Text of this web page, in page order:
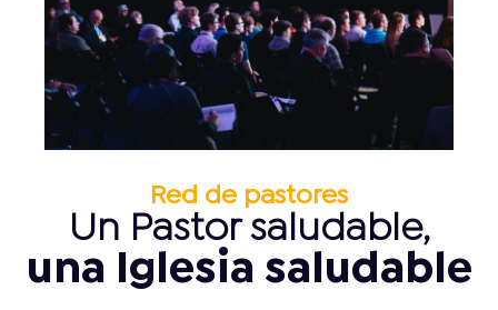
Red de pastores
Un Pastor saludable,
una Iglesia saludable